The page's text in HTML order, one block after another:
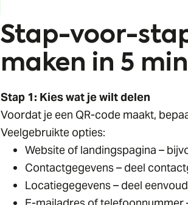
Stap-voor-
maken in 5
Stap 1: Kies wat je wilt delen
Voordat je een QR-code maakt,
Veelgebruikte opties:
Website of landingspagina –
Contactgegevens – deel
Locatiegegevens – deel